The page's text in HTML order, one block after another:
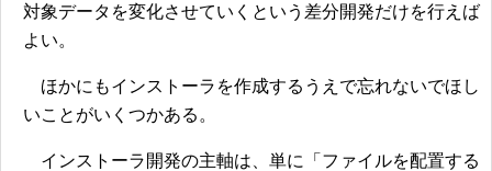
対象データを変化させていくという差分開発だけを行えば
よい。
ほかにもインストーラを作成するうえで忘れないでほし
いことがいくつかある。
インストーラ開発の主軸は、単に「ファイルを配置する